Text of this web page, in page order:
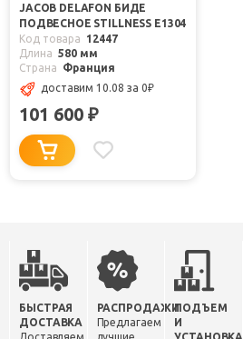
JACOB DELAFON БИДЕ
ПОДВЕСНОЕ STILLNESS E1304
Код товара
12447
Длина 580 мм
Страна
Франция
доставим 10.08 за 0₽
101 600 ₽
БЫСТРАЯ
ДОСТАВКА
Доставляем
РАСПРОДАЖИ
Предлагаем
лучшие
ПОДЪЕМ
И
УСТАНОВКА